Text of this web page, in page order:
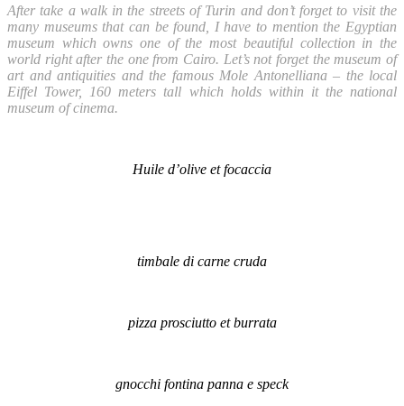
After take a walk in the streets of Turin and don’t forget to visit the
many museums that can be found, I have to mention the Egyptian
museum which owns one of the most beautiful collection in the
world right after the one from Cairo. Let’s not forget the museum of
art and antiquities and the famous Mole Antonelliana – the local
Eiffel Tower, 160 meters tall which holds within it the national
museum of cinema.
Huile d’olive et focaccia
timbale di carne cruda
pizza prosciutto et burrata
gnocchi fontina panna e speck